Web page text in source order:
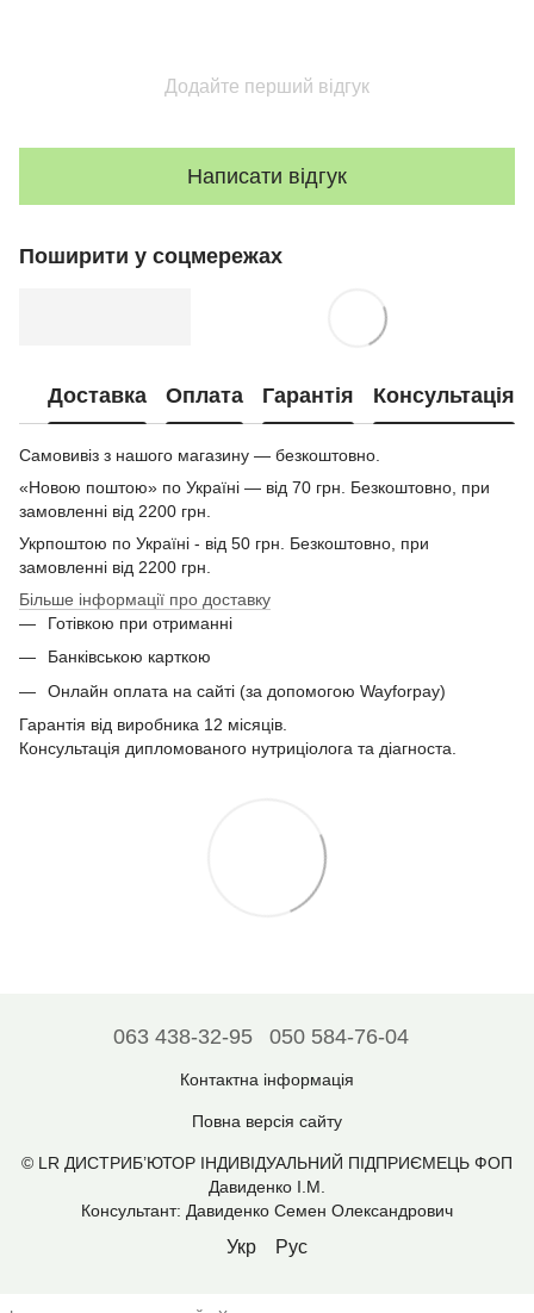
Додайте перший відгук
Написати відгук
Поширити у соцмережах
Доставка Оплата Гарантія Консультація
Самовивіз з нашого магазину — безкоштовно.
«Новою поштою» по Україні — від 70 грн. Безкоштовно, при
замовленні від 2200 грн.
Укрпоштою по Україні - від 50 грн. Безкоштовно, при
замовленні від 2200 грн.
Більше інформації про доставку
Готівкою при отриманні
Банківською карткою
Онлайн оплата на сайті (за допомогою Wayforpay)
Гарантія від виробника 12 місяців.
Консультація дипломованого нутриціолога та діагноста.
063 438-32-95 050 584-76-04
Контактна інформація
Повна версія сайту
© LR ДИСТРИБ’ЮТОР ІНДИВІДУАЛЬНИЙ ПІДПРИЄМЕЦЬ ФОП
Давиденко І.М.
Консультант: Давиденко Семен Олександрович
Укр Рус